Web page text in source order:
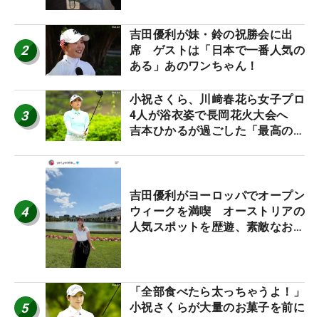
2
吉田優利が妹・鈴の祝勝会に出
席 ゲストは「日本で一番人気の
ある」あのワンちゃん！
3
小祝さくら、川﨑春花ら女子プロ
4人が浴衣姿で長岡花火大会へ
吉本ひかるが過ごした「最高の夏
4
吉田優利がヨーロッパでオープン
ウィークを満喫 オーストリアの
人気スポットを歴遊、素敵なお土
5
「全部食べたら太っちゃうよ！」
小祝さくらが大量のお菓子を前に